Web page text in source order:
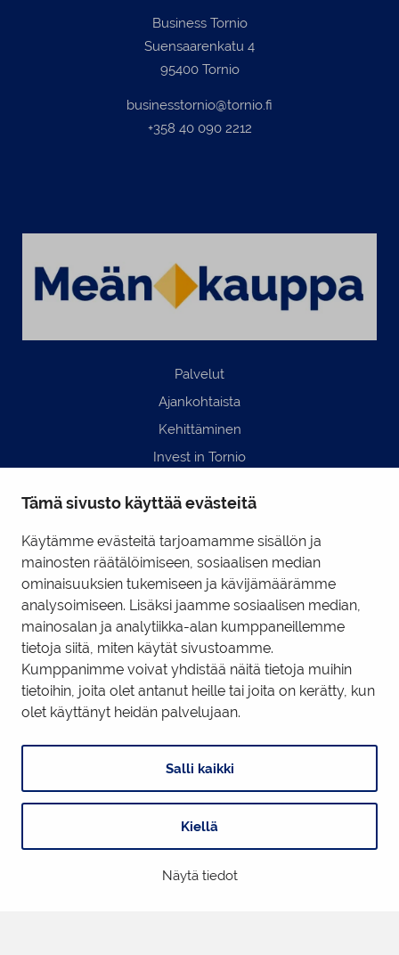
Tämä sivusto käyttää evästeitä
Käytämme evästeitä tarjoamamme sisällön ja
mainosten räätälöimiseen, sosiaalisen median
ominaisuuksien tukemiseen ja kävijämäärämme
analysoimiseen. Lisäksi jaamme sosiaalisen median,
mainosalan ja analytiikka-alan kumppaneillemme
tietoja siitä, miten käytät sivustoamme.
Kumppanimme voivat yhdistää näitä tietoja muihin
tietoihin, joita olet antanut heille tai joita on kerätty, kun
olet käyttänyt heidän palvelujaan.
Salli kaikki
Kiellä
Näytä tiedot
Business Tornio
Suensaarenkatu 4
95400 Tornio
businesstornio@tornio.fi
+358 40 090 2212
Palvelut
Ajankohtaista
Kehittäminen
Invest in Tornio
Yhteystiedot
Hyödyllisiä linkkejä
Business Tornio Facebook
Business Tornio LinkedIn
Tietosuojaseloste | Evästeiden hallinta